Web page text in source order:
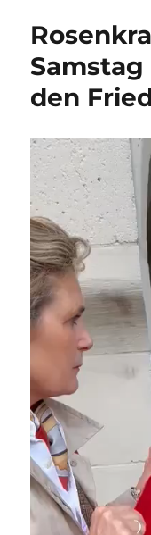
den